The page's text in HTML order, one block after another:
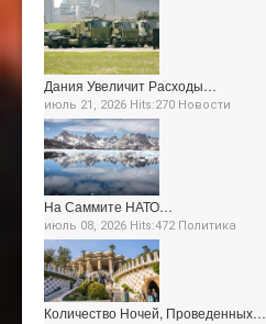
Дания Увеличит Расходы…
июль 21, 2026 Hits:270 Новости
На Саммите НАТО…
июль 08, 2026 Hits:472 Политика
Количество Ночей, Проведенных…